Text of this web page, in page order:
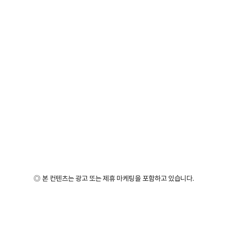
◎ 본 컨텐츠는 광고 또는 제휴 마케팅을 포함하고 있습니다.